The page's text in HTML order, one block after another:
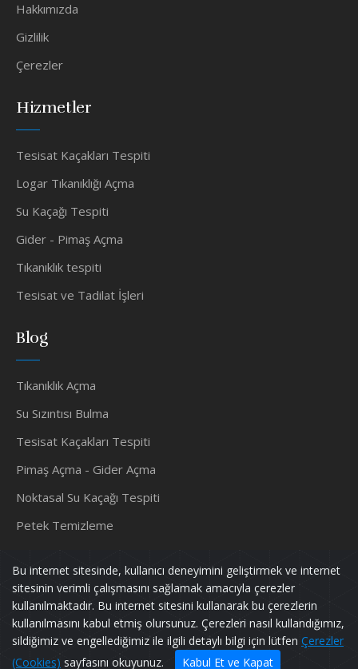
Bu internet sitesinde, kullanıcı deneyimini geliştirmek ve internet
sitesinin verimli çalışmasını sağlamak amacıyla çerezler
kullanılmaktadır. Bu internet sitesini kullanarak bu çerezlerin
kullanılmasını kabul etmiş olursunuz. Çerezleri nasıl kullandığımız,
sildiğimiz ve engellediğimiz ile ilgili detaylı bilgi için lütfen Çerezler
(Cookies) sayfasını okuyunuz. Kabul Et ve Kapat
Hakkımızda
Gizlilik
Çerezler
Hizmetler
Tesisat Kaçakları Tespiti
Logar Tıkanıklığı Açma
Su Kaçağı Tespiti
Gider - Pimaş Açma
Tıkanıklık tespiti
Tesisat ve Tadilat İşleri
Blog
Tıkanıklık Açma
Su Sızıntısı Bulma
Tesisat Kaçakları Tespiti
Pimaş Açma - Gider Açma
Noktasal Su Kaçağı Tespiti
Petek Temizleme
Murat TESİSAT Tüm Hakları Saklıdır.
Powered bypif128